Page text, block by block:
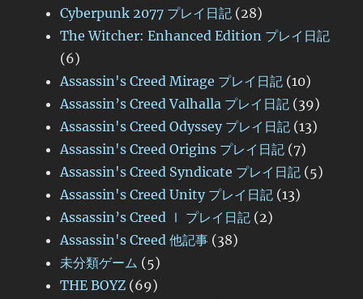
Cyberpunk 2077 プレイ日記 (28)
The Witcher: Enhanced Edition プレイ日記
(6)
Assassin's Creed Mirage プレイ日記 (10)
Assassin’s Creed Valhalla プレイ日記 (39)
Assassin's Creed Odyssey プレイ日記 (13)
Assassin's Creed Origins プレイ日記 (7)
Assassin's Creed Syndicate プレイ日記 (5)
Assassin's Creed Unity プレイ日記 (13)
Assassin’s Creed Ⅰ プレイ日記 (2)
Assassin's Creed 他記事 (38)
未分類ゲーム (5)
THE BOYZ (69)